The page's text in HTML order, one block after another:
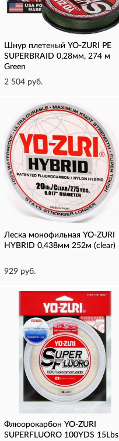
Шнур плетеный YO-ZURI PE
SUPERBRAID 0,28мм, 274 м
Green
2 504 руб.
Леска монофильная YO-ZURI
HYBRID 0,438мм 252м (clear)
929 руб.
Флюорокарбон YO-ZURI
SUPERFLUORO 100YDS 15Lbs